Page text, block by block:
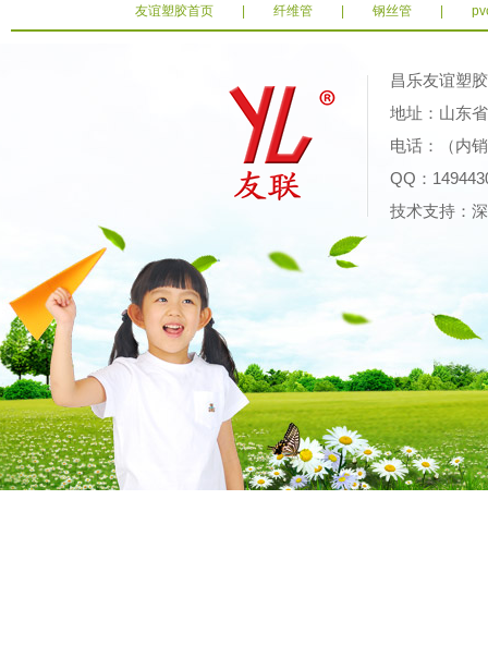
友谊塑胶首页 纤维管 钢丝管
昌乐友谊
地址：山东
电话：（内
QQ：
技术支持：